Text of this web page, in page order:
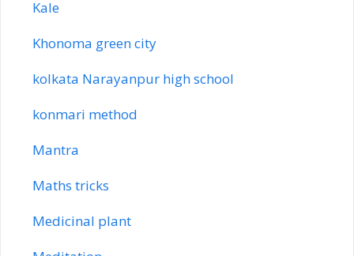
Kale
Khonoma green city
kolkata Narayanpur high school
konmari method
Mantra
Maths tricks
Medicinal plant